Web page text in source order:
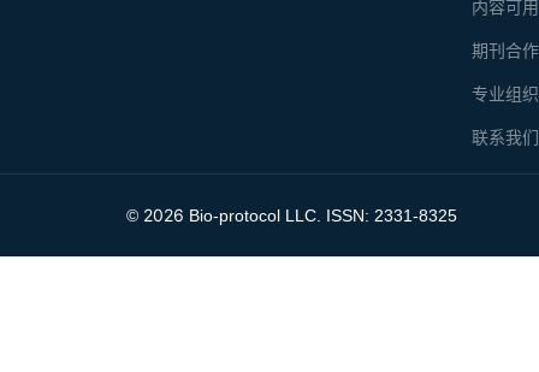
内容可
期刊合
专业组
联系我们
© 2026 Bio-protocol LLC. ISSN: 2331-8325